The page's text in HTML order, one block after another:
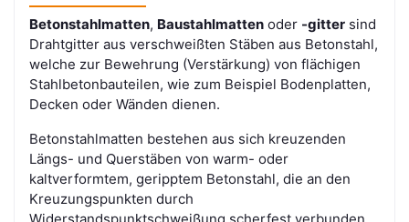
Betonstahlmatten, Baustahlmatten oder -gitter sind
Drahtgitter aus verschweißten Stäben aus Betonstahl,
welche zur Bewehrung (Verstärkung) von flächigen
Stahlbetonbauteilen, wie zum Beispiel Bodenplatten,
Decken oder Wänden dienen.
Betonstahlmatten bestehen aus sich kreuzenden
Längs- und Querstäben von warm- oder
kaltverformtem, geripptem Betonstahl, die an den
Kreuzungspunkten durch